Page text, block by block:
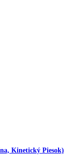
Kinetický Piesok)